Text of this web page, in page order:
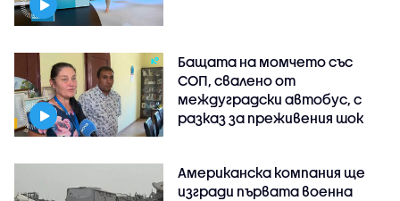
Бащата на момчето със
СОП, свалено от
междуградски автобус, с
разказ за преживения шок
Американска компания ще
изгради първата военна